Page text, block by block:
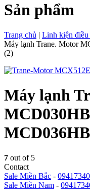
Sản phẩm
Trang chủ | Linh kiện điều
Máy lạnh Trane. Motor
(2)
Máy lạnh
7 out of 5
Contact
Sale Miền Bắc -
Sale Miền Nam -